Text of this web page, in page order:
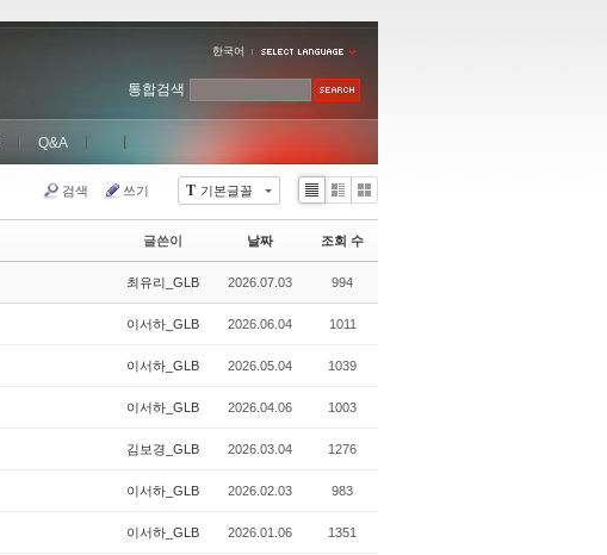
한국어
Q&A
통합검색
T 기본글꼴
검색 쓰기
Li
Zi
e
G
le
글쓴이 날짜 조회 수
최유리_GLB 2026.07.03 994
이서하_GLB 2026.06.04 1011
이서하_GLB 2026.05.04 1039
이서하_GLB 2026.04.06 1003
김보경_GLB 2026.03.04 1276
이서하_GLB 2026.02.03 983
이서하_GLB 2026.01.06 1351